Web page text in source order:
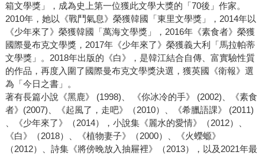
箱文學獎」，成為史上第一位獲此文學大獎的「70後」作家。
2010年，她以《戰鬥氣息》榮獲韓國「東里文學獎」，2014年以
《少年來了》榮獲韓國「萬海文學獎」，2016年《素食者》榮獲
國際曼布克文學獎，2017年《少年來了》榮獲義大利「馬拉帕蒂
文學獎」。2018年出版的《白》，是韓江結合自傳、富實驗性質
的作品，再度入圍了國際曼布克文學獎決選，獲英國《衛報》選
為「今日之書」。
著有長篇小說《黑鹿》 (1998)、 《你冰冷的手》 (2002)、《素食
者》(2007)、《起風了，走吧》（2010）、《希臘語課》 (2011)
、《少年來了》（2014），小說集《麗水的愛情》（2012）、
《白》（2018）、《植物妻子》（2000）、《火蠑螈》
（2012）、詩集《將傍晚放入抽屜裡》（2013），以及2021年最